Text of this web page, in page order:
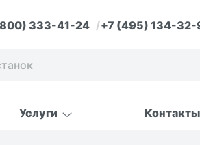
333-41-24 +7 (495) 134-
Услуги Контакты